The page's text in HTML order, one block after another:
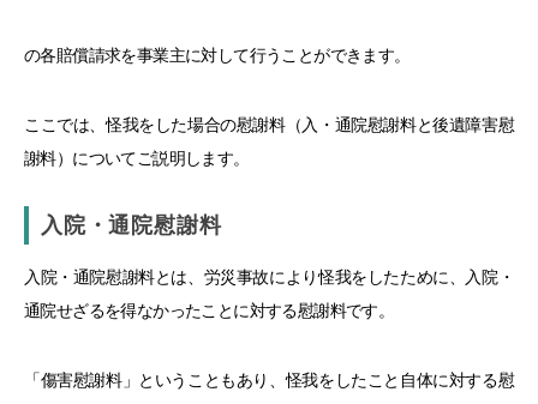
の各賠償請求を事業主に対して行うことができます。
ここでは、怪我をした場合の慰謝料（入・通院慰謝料と後遺障害慰
謝料）についてご説明します。
入院・通院慰謝料
入院・通院慰謝料とは、労災事故により怪我をしたために、入院・
通院せざるを得なかったことに対する慰謝料です。
「傷害慰謝料」ということもあり、怪我をしたこと自体に対する慰